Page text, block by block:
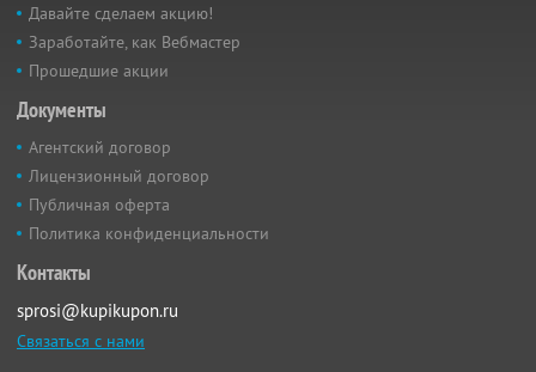
Давайте сделаем акцию!
Заработайте, как Вебмастер
Прошедшие акции
Документы
Агентский договор
Лицензионный договор
Публичная оферта
Политика конфиденциальности
Контакты
sprosi@kupikupon.ru
Связаться с нами